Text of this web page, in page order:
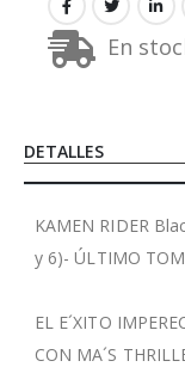
En
DETALLES
KAMEN RIDER
y 6)- ÚLTIMO
EL E´XITO
CON MA´S